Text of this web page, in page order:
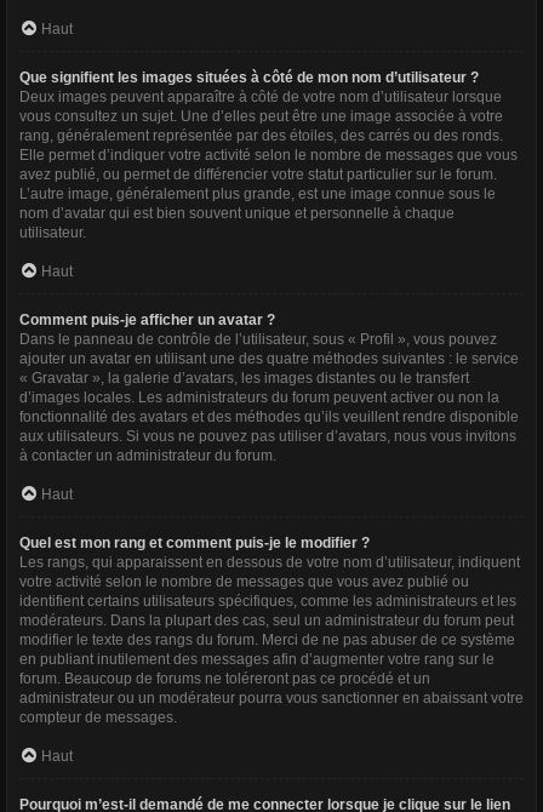
Haut
Que signifient les images situées à côté de mon nom d’utilisateur ?
Deux images peuvent apparaître à côté de votre nom d’utilisateur lorsque
vous consultez un sujet. Une d’elles peut être une image associée à votre
rang, généralement représentée par des étoiles, des carrés ou des ronds.
Elle permet d’indiquer votre activité selon le nombre de messages que vous
avez publié, ou permet de différencier votre statut particulier sur le forum.
L’autre image, généralement plus grande, est une image connue sous le
nom d’avatar qui est bien souvent unique et personnelle à chaque
utilisateur.
Haut
Comment puis-je afficher un avatar ?
Dans le panneau de contrôle de l’utilisateur, sous « Profil », vous pouvez
ajouter un avatar en utilisant une des quatre méthodes suivantes : le service
« Gravatar », la galerie d’avatars, les images distantes ou le transfert
d’images locales. Les administrateurs du forum peuvent activer ou non la
fonctionnalité des avatars et des méthodes qu’ils veuillent rendre disponible
aux utilisateurs. Si vous ne pouvez pas utiliser d’avatars, nous vous invitons
à contacter un administrateur du forum.
Haut
Quel est mon rang et comment puis-je le modifier ?
Les rangs, qui apparaissent en dessous de votre nom d’utilisateur, indiquent
votre activité selon le nombre de messages que vous avez publié ou
identifient certains utilisateurs spécifiques, comme les administrateurs et les
modérateurs. Dans la plupart des cas, seul un administrateur du forum peut
modifier le texte des rangs du forum. Merci de ne pas abuser de ce système
en publiant inutilement des messages afin d’augmenter votre rang sur le
forum. Beaucoup de forums ne toléreront pas ce procédé et un
administrateur ou un modérateur pourra vous sanctionner en abaissant votre
compteur de messages.
Haut
Pourquoi m’est-il demandé de me connecter lorsque je clique sur le lien